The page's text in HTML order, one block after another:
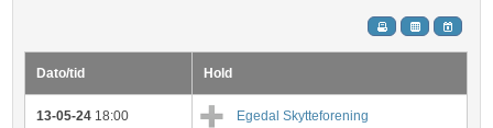
Dato/tid Hold
13-05-24 18:00 Egedal Skytteforening